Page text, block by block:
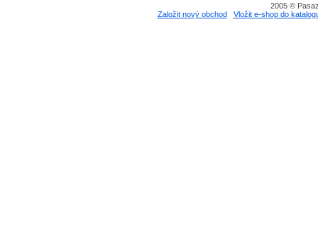
2005 ©
Založit nový obchod
Vložit e-shop do